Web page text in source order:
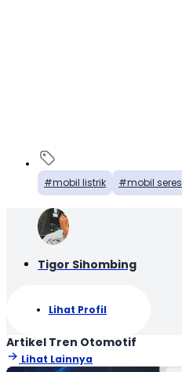
mobil listrik mobil seres
Tigor Sihombing
Lihat Profil
Artikel Tren Otomotif
Lihat Lainnya